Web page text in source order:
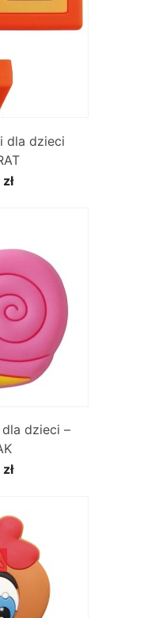
dla dzieci
dla dzieci –